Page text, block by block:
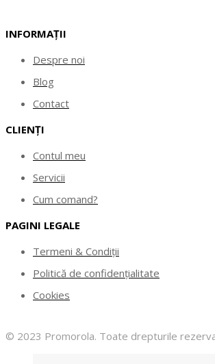
INFORMAȚII
Despre noi
Blog
Contact
CLIENȚI
Contul meu
Servicii
Cum comand?
PAGINI LEGALE
Termeni & Condiții
Politică de confidențialitate
Cookies
© 2023 Promorola. Toate drepturile